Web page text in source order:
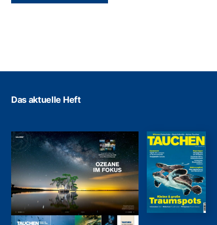
Das aktuelle Heft